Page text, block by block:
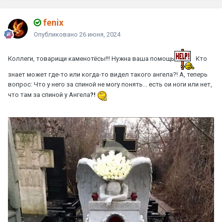
fenix
Опубликовано 26 июня, 2024
Коллеги, товарищи каменотёсы!!! Нужна ваша помощь Кто
знает может где-то или когда-то видел такого ангела?! А, теперь
вопрос: Что у него за спиной не могу понять... есть ои ноги или нет,
что там за спиной у Ангела?!